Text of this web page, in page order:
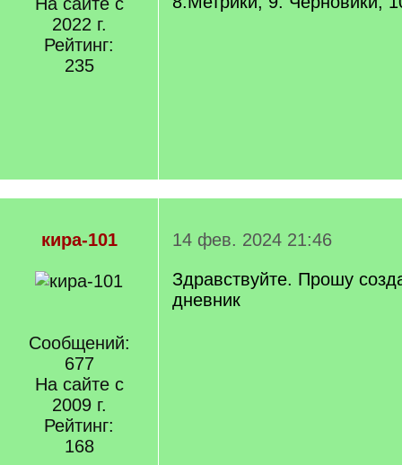
2022 г.
Рейтинг:
235
кира-101
Сообщений:
677
На сайте с
2009 г.
Рейтинг:
168
14 фев. 2024 21:46
Здравствуйте. Прошу
дневник